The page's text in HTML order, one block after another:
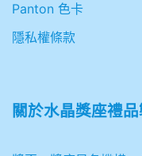
Panton 色卡
隱私權條款
關於水晶獎座禮